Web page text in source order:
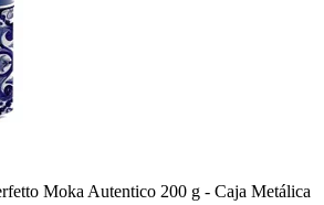
Moka Autentico 200 g - Caja Metálica